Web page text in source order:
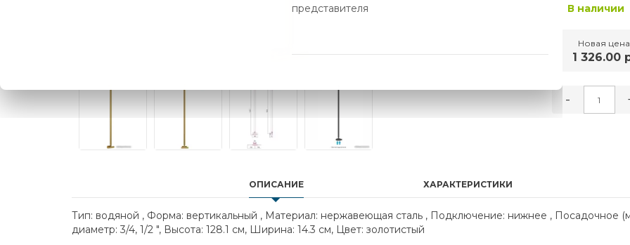
представителя
В наличии
Новая цена
1 326.00
-
ОПИСАНИЕ ХАРАКТЕРИСТИКИ
Тип: водяной , Форма: вертикальный , Материал: нержавеющая сталь , Подключение: нижнее , Посадочное
диаметр: 3/4, 1/2 ", Высота: 128.1 см, Ширина: 14.3 см, Цвет: золотистый